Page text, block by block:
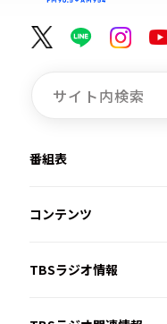
番組表
コンテンツ
TBSラジオ情報